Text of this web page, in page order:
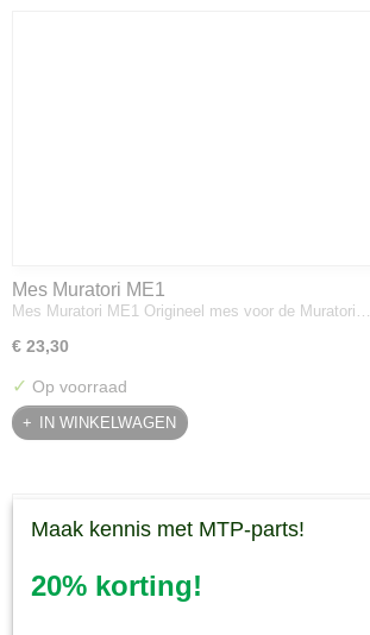
Mes Muratori ME1
Mes Muratori ME1 Origineel mes voor de Muratori…
€ 23,30
✓ Op voorraad
IN WINKELWAGEN
Maak kennis met MTP-parts!
20% korting!